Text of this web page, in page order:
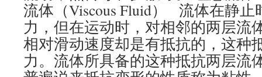
流体（Viscous Fluid） 流体在静止
力，但在运动时，对相邻的两层流
相对滑动速度却是有抵抗的，这种
力。流体所具备的这种抵抗两层流